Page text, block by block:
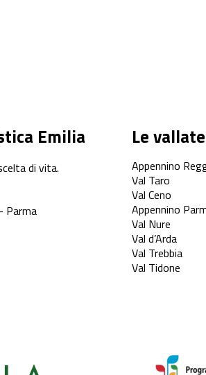
Emilia
di vita.
Parma
Le vallate
Appennino
Val Taro
Val Ceno
Appennino
Val Nure
Val d’Arda
Val Trebbia
Val Tidone